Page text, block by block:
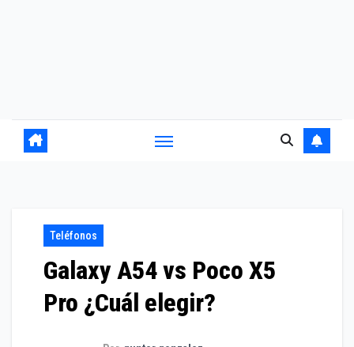
Teléfonos
Galaxy A54 vs Poco X5
Pro ¿Cuál elegir?